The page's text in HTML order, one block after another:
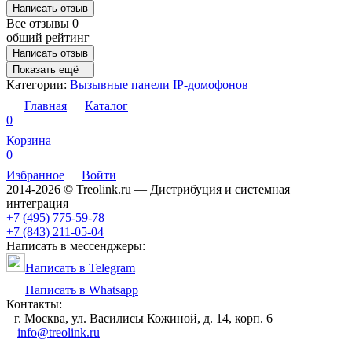
Написать отзыв
Все отзывы 0
общий рейтинг
Написать отзыв
Показать ещё
Категории: Вызывные панели IP-домофонов
Главная
Каталог
0
Корзина
0
Избранное
Войти
2014-2026 © Treolink.ru — Дистрибуция и системная
интеграция
+7 (495) 775-59-78
+7 (843) 211-05-04
Написать в мессенджеры:
Написать в Telegram
Написать в Whatsapp
Контакты:
г. Москва, ул. Василисы Кожиной, д. 14, корп. 6
info@treolink.ru